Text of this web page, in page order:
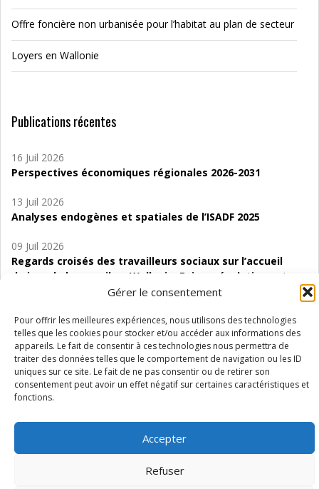
Gérer le consentement
Pour offrir les meilleures expériences, nous utilisons des technologies
telles que les cookies pour stocker et/ou accéder aux informations des
appareils. Le fait de consentir à ces technologies nous permettra de
traiter des données telles que le comportement de navigation ou les ID
uniques sur ce site. Le fait de ne pas consentir ou de retirer son
consentement peut avoir un effet négatif sur certaines caractéristiques et
fonctions.
Accepter
Refuser
Offre foncière non urbanisée pour l’habitat au plan de secteur
Loyers en Wallonie
Publications récentes
16 Juil 2026
Perspectives économiques régionales 2026-2031
13 Juil 2026
Analyses endogènes et spatiales de l’ISADF 2025
09 Juil 2026
Regards croisés des travailleurs sociaux sur l’accueil
de jour de bas seuil en Wallonie. Enjeux, évolutions et
06 Juil 2026
Étude d’évaluabilité des Structures
d’accompagnement à l’autocréation d’emploi (SAACE)
01 Juil 2026
Pénurie du personnel infirmier :quels indicateurs
Wallonie ?